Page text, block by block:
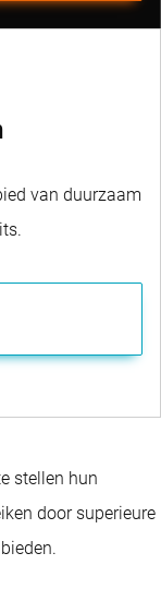
van duurzaam
stellen hun
door superieure